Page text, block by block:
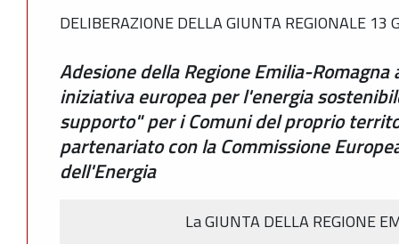
DELIBERAZIONE DELLA GIUNTA REGIONALE 13
Adesione della Regione Emilia-
iniziativa europea per l'energia
supporto" per i Comuni del proprio
partenariato con la Commissione
dell'Energia
La GIUNTA DELLA REGIONE